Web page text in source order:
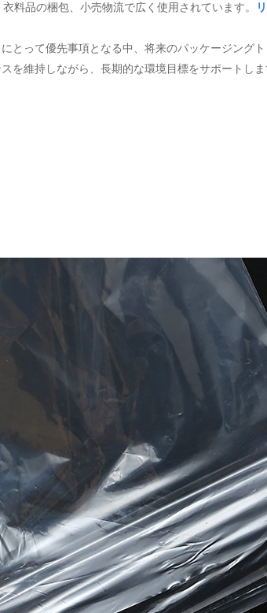
料品の梱包、小売物流で広く使用されています。
とって優先事項となる中、将来のパッケージング
を維持しながら、長期的な環境目標をサポートしま